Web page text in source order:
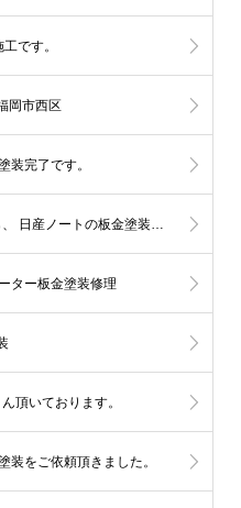
です。
岡市西区
装完了です。
博多区竹下にお住まいのお客様から、 日産ノートの板金塗装をご依頼頂いております。
ター板金塗装修理
頂いております。
装をご依頼頂きました。